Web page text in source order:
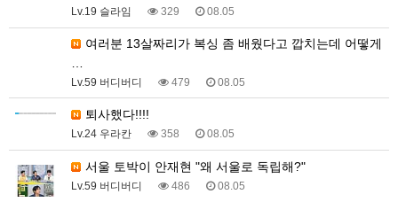
Lv.19 슬라임 329 08.05
Lv.59 버디버디 479 08.05
퇴사했다!!!!
Lv.24 우라칸 358 08.05
서울 토박이 안재현 "왜 서울로 독립해?"
Lv.59 버디버디 486 08.05